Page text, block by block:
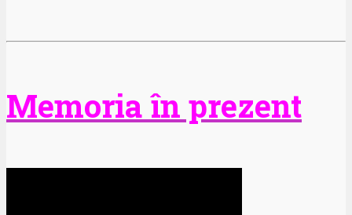
Memoria în prezent